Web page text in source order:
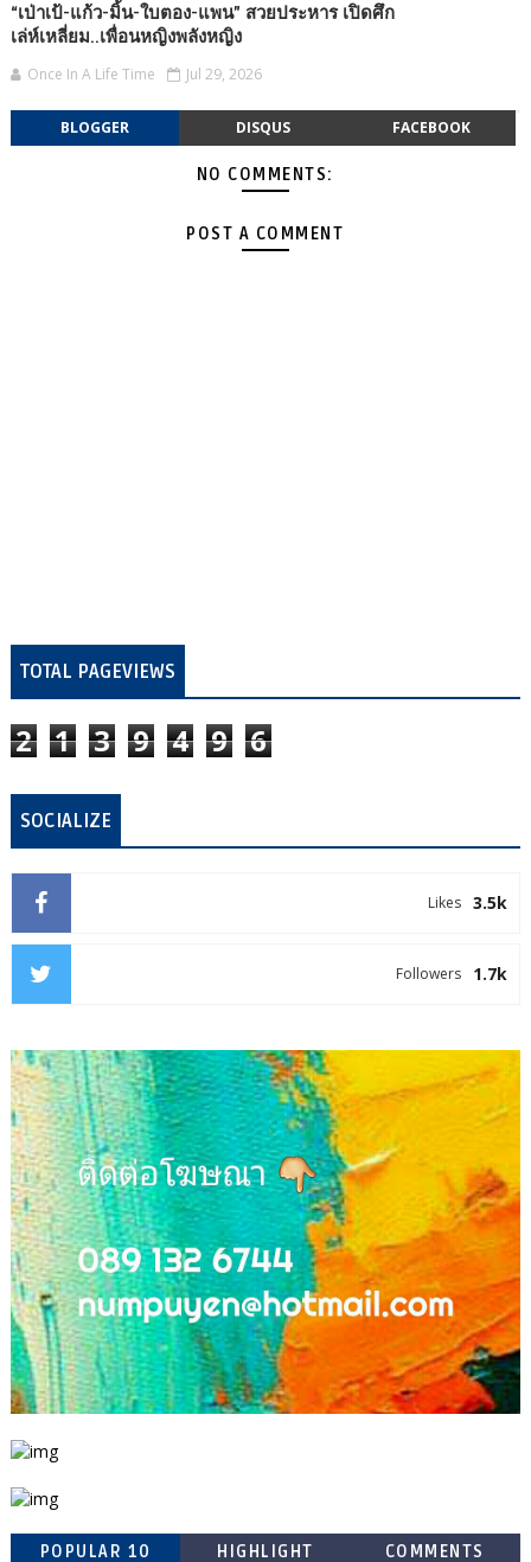
“เป่าเป้-แก้ว-มิ้น-ใบตอง-แพน” สวยประหาร เปิดศึก
เล่ห์เหลี่ยม..เพื่อนหญิงพลังหญิง
Once In A Life Time Jul 29, 2026
BLOGGER DISQUS FACEBOOK
NO COMMENTS:
POST A COMMENT
TOTAL PAGEVIEWS
2 1 3 9 4 9 6
SOCIALIZE
3.5k
Likes
1.7k
Followers
POPULAR 10 HIGHLIGHT COMMENTS